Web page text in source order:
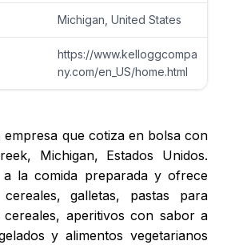
Michigan, United States
https://www.kelloggcompa
ny.com/en_US/home.html
empresa que cotiza en bolsa con
Michigan, Estados Unidos.
a la comida preparada y ofrece
galletas, pastas para
aperitivos con sabor a
y alimentos vegetarianos